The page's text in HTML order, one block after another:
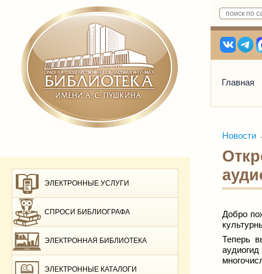
Главная
ЭЛЕКТРОННЫЕ УСЛУГИ
СПРОСИ БИБЛИОГРАФА
ЭЛЕКТРОННАЯ БИБЛИОТЕКА
ЭЛЕКТРОННЫЕ КАТАЛОГИ
Новости
Добро
Теперь